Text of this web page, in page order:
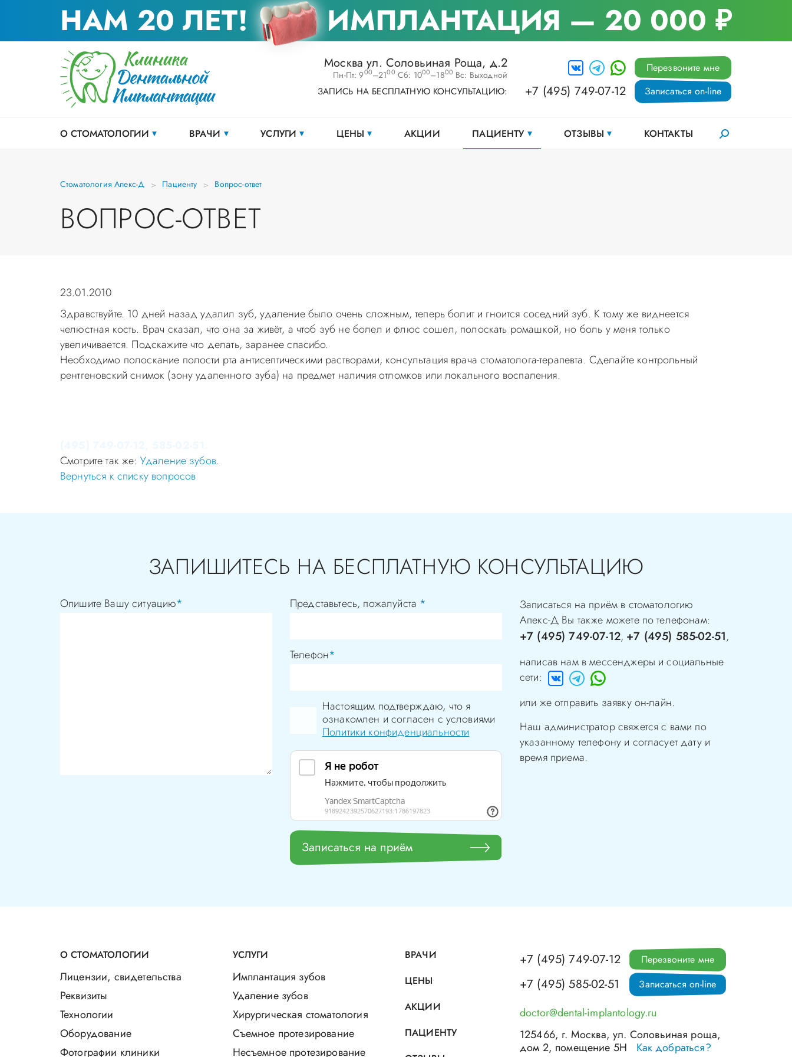
НАМ 20 ЛЕТ! ИМПЛАНТАЦИЯ — 20 000 ₽
Москва ул. Соловьиная Роща, д.2
Пн-Пт: 900–2100 Сб: 1000–1800 Вс: Выходной
ЗАПИСЬ НА БЕСПЛАТНУЮ КОНСУЛЬТАЦИЮ: +7 (495) 749-07-12
Перезвоните мне
Записаться on-line
О СТОМАТОЛОГИИ ВРАЧИ УСЛУГИ ЦЕНЫ АКЦИИ ПАЦИЕНТУ ОТЗЫВЫ КОНТАКТЫ
Стоматология Апекс-Д Пациенту Вопрос-ответ
ВОПРОС-ОТВЕТ
23.01.2010
Здравствуйте. 10 дней назад удалил зуб, удаление было очень сложным, теперь болит и гноится соседний зуб. К тому же виднеется
челюстная кость. Врач сказал, что она за живёт, а чтоб зуб не болел и флюс сошел, полоскать ромашкой, но боль у меня только
увеличивается. Подскажите что делать, заранее спасибо.
Необходимо полоскание полости рта антисептическими растворами, консультация врача стоматолога-терапевта. Сделайте контрольный
рентгеновский снимок (зону удаленного зуба) на предмет наличия отломков или локального воспаления.
Смотрите так же: Удаление зубов.
Вернуться к списку вопросов
ЗАПИШИТЕСЬ НА БЕСПЛАТНУЮ КОНСУЛЬТАЦИЮ
Представьтесь, пожалуйста *
Телефон*
Опишите Вашу ситуацию*
Настоящим подтверждаю, что я
ознакомлен и согласен с условиями
Политики конфиденциальности
Записаться на приём
Записаться на приём в стоматологию
Апекс-Д Вы также можете по телефонам:
+7 (495) 749-07-12, +7 (495) 585-02-51,
написав нам в мессенджеры и социальные
сети:
или же отправить заявку он-лайн.
Наш администратор свяжется с вами по
указанному телефону и согласует дату и
время приема.
О СТОМАТОЛОГИИ
Лицензии, свидетельства
Реквизиты
Технологии
Оборудование
Фотографии клиники
УСЛУГИ
Имплантация зубов
Удаление зубов
Хирургическая стоматология
Съемное протезирование
Несъемное протезирование
ВРАЧИ
ЦЕНЫ
АКЦИИ
ПАЦИЕНТУ
+7 (495) 749-07-12
+7 (495) 585-02-51
Перезвоните мне
Записаться on-line
doctor@dental-implantology.ru
125466, г. Москва,ул. Соловьиная роща,
дом 2, помещение 5Н
Как добраться?